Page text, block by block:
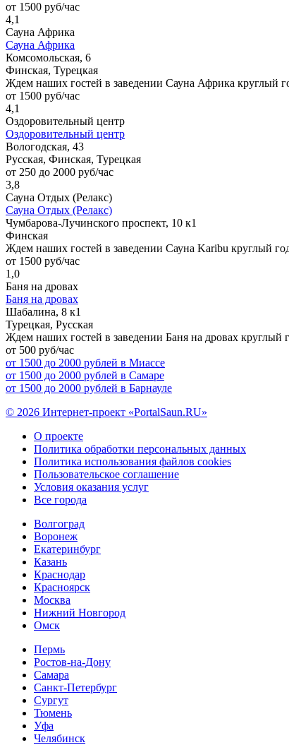
от 1500 руб/час
4,1
Сауна Африка
Сауна Африка
Комсомольская, 6
Финская, Турецкая
Ждем наших гостей в заведении Сауна Африка круглый
от 1500 руб/час
4,1
Оздоровительный центр
Оздоровительный центр
Вологодская, 43
Русская, Финская, Турецкая
от 250 до 2000 руб/час
3,8
Сауна Отдых (Релакс)
Сауна Отдых (Релакс)
Чумбарова-Лучинского проспект, 10 к1
Финская
Ждем наших гостей в заведении Сауна Karibu круглый
от 1500 руб/час
1,0
Баня на дровах
Баня на дровах
Шабалина, 8 к1
Турецкая, Русская
Ждем наших гостей в заведении Баня на дровах
от 500 руб/час
от 1500 до 2000 рублей в Миассе
от 1500 до 2000 рублей в Самаре
от 1500 до 2000 рублей в Барнауле
© 2026 Интернет-проект «PortalSaun.RU»
О проекте
Политика обработки персональных данных
Политика использования файлов cookies
Пользовательское соглашение
Условия оказания услуг
Все города
Волгоград
Воронеж
Екатеринбург
Казань
Краснодар
Красноярск
Москва
Нижний Новгород
Омск
Пермь
Ростов-на-Дону
Самара
Санкт-Петербург
Сургут
Тюмень
Уфа
Челябинск